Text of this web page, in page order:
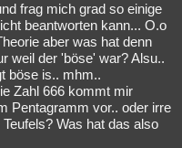
frag mich grad so einige
beantworten kann... O.o
aber was hat denn
weil der 'böse' war? Alsu..
böse is.. mhm..
Zahl 666 kommt mir
Pentagramm vor.. oder irre
Was hat das also